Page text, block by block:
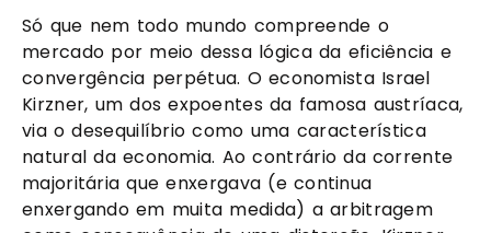
Só que nem todo mundo compreende o
mercado por meio dessa lógica da eficiência e
convergência perpétua. O economista Israel
Kirzner, um dos expoentes da famosa austríaca,
via o desequilíbrio como uma característica
natural da economia. Ao contrário da corrente
majoritária que enxergava (e continua
enxergando em muita medida) a arbitragem